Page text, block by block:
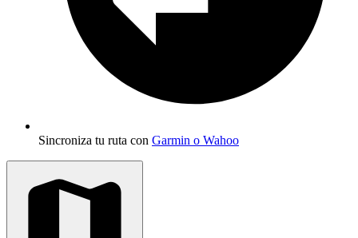
Sincroniza tu ruta con Garmin o Wahoo